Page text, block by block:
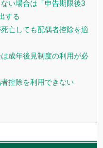
い場合は「申告期限後3
する
亡しても配偶者控除を適
成年後見制度の利用が必
控除を利用できない